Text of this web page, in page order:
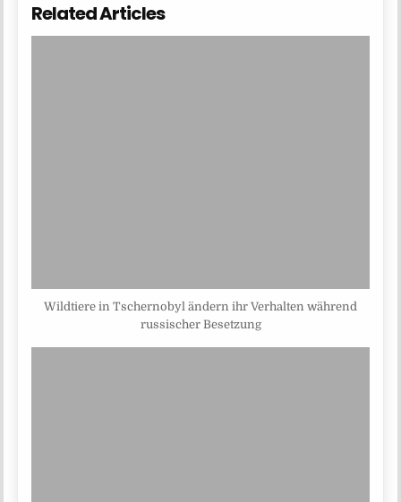
Related Articles
Wildtiere in Tschernobyl ändern ihr Verhalten während
russischer Besetzung